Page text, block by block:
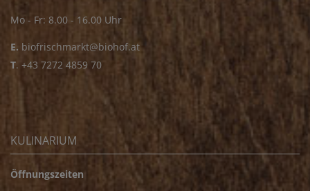
Mo - Fr: 8.00 - 16.00 Uhr
E. biofrischmarkt@biohof.at
T. +43 7272 4859 70
KULINARIUM
Öffnungszeiten